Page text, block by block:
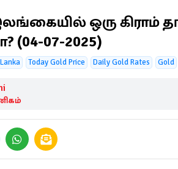
ஒரு கிராம்
(04-07-2025)
Today Gold Price Daily Gold Rates Gold